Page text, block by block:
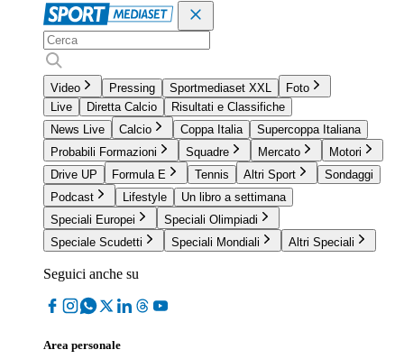
Video Pressing Sportmediaset XXL
Foto
Live
Diretta Calcio
Risultati e Classifiche
News Live
Calcio Coppa Italia
Supercoppa Italiana
Probabili Formazioni
Squadre Mercato
Motori
Drive UP
Formula E Tennis Altri Sport
Sondaggi
Podcast
Lifestyle
Un libro a settimana
Speciali Europei
Speciali Olimpiadi
Speciale Scudetti
Speciali Mondiali Altri Speciali
Seguici anche su
Area personale